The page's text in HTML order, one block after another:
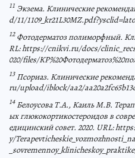
11 Экзема. Клинические
d/11/
12Фотодерматоз полиморфный.
RL: https://cnikvi.ru/docs/
020/files/
13Псориаз. Клинические
ru/upload/iblock/aa2/
14Белоусова Т.А., Каиль М.В.
ых глюкокортикостероидов в
едицинский совет. 2020. URL:
y/